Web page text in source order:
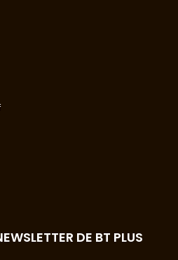
DE BT PLUS